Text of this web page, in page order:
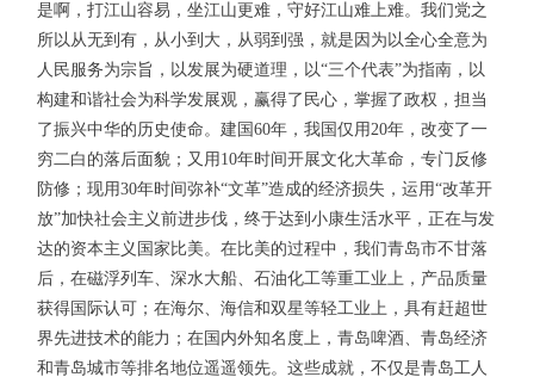
是啊，打江山容易，坐江山更难，守好江山难上难。我们党之
所以从无到有，从小到大，从弱到强，就是因为以全心全意为
人民服务为宗旨，以发展为硬道理，以“三个代表”为指南，以
构建和谐社会为科学发展观，赢得了民心，掌握了政权，担当
了振兴中华的历史使命。建国60年，我国仅用20年，改变了一
穷二白的落后面貌；又用10年时间开展文化大革命，专门反修
防修；现用30年时间弥补“文革”造成的经济损失，运用“改革开
放”加快社会主义前进步伐，终于达到小康生活水平，正在与发
达的资本主义国家比美。在比美的过程中，我们青岛市不甘落
后，在磁浮列车、深水大船、石油化工等重工业上，产品质量
获得国际认可；在海尔、海信和双星等轻工业上，具有赶超世
界先进技术的能力；在国内外知名度上，青岛啤酒、青岛经济
和青岛城市等排名地位遥遥领先。这些成就，不仅是青岛工人